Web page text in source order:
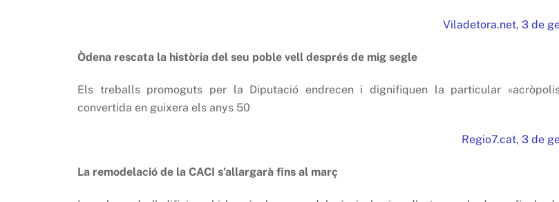
Viladetora.net, 3 de
Òdena rescata la història del seu poble vell després de mig segle
Els treballs promoguts per la Diputació endrecen i dignifiquen la particular «acròpolis
convertida en guixera els anys 50
Regio7.cat, 3 de
La remodelació de la CACI s’allargarà fins al març